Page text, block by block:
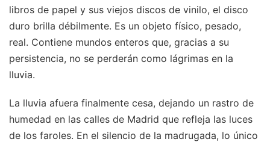
libros de papel y sus viejos discos de vinilo, el disco
duro brilla débilmente. Es un objeto físico, pesado,
real. Contiene mundos enteros que, gracias a su
persistencia, no se perderán como lágrimas en la
lluvia.
La lluvia afuera finalmente cesa, dejando un rastro de
humedad en las calles de Madrid que refleja las luces
de los faroles. En el silencio de la madrugada, lo único